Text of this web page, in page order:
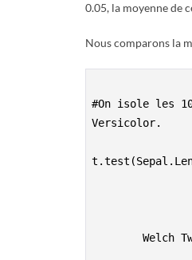
0.05, la moyenne de
Nous comparons la
#On isole les
Versicolor.
Welch Two